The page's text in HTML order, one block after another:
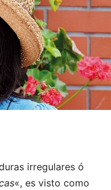
irregulares ó
«, es visto como